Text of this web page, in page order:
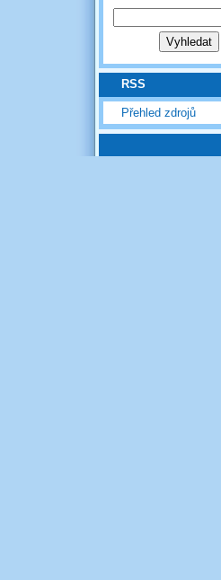
RSS
Přehled zdrojů